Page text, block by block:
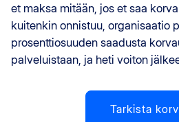
et maksa mitään, jos et saa
kuitenkin onnistuu, organisaatio
prosenttiosuuden saadusta
palveluistaan, ja heti voiton
Tarkista